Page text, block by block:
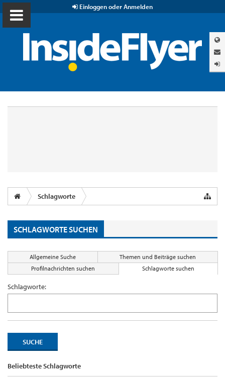
Einloggen oder Anmelden
Schlagworte
SCHLAGWORTE SUCHEN
Allgemeine Suche
Themen und Beiträge suchen
Profilnachrichten suchen
Schlagworte suchen
Schlagworte:
Beliebteste Schlagworte